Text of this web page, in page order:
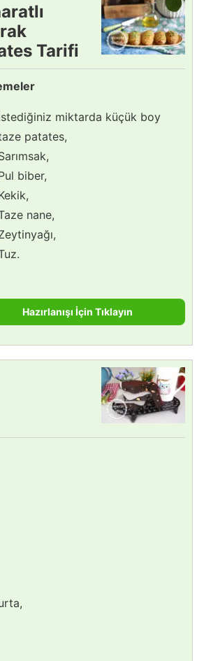
Tarifi
miktarda küçük boy
patates,
biber,
nane,
Hazırlanışı İçin Tıklayın